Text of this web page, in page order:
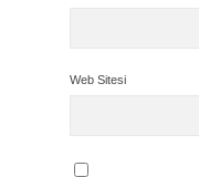
Web Sitesi